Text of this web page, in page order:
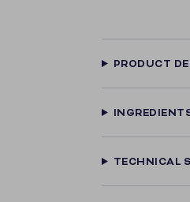
PRODUCT
TECHNICAL